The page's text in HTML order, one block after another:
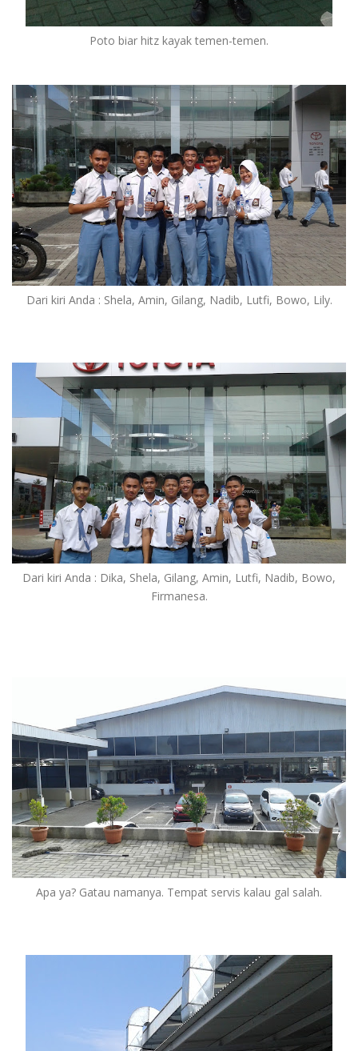
Poto biar hitz kayak temen-temen.
Dari kiri Anda : Shela, Amin, Gilang, Nadib, Lutfi, Bowo, Lily.
Dari kiri Anda : Dika, Shela, Gilang, Amin, Lutfi, Nadib, Bowo,
Firmanesa.
Apa ya? Gatau namanya. Tempat servis kalau gal salah.